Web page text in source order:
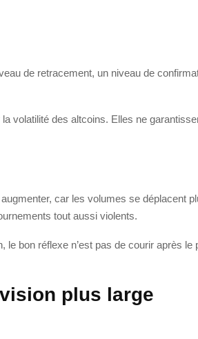
de retracement, un niveau de
volatilité des altcoins. Elles ne
car les volumes se déplacent
tout aussi violents.
bon réflexe n’est pas de courir après le
plus large